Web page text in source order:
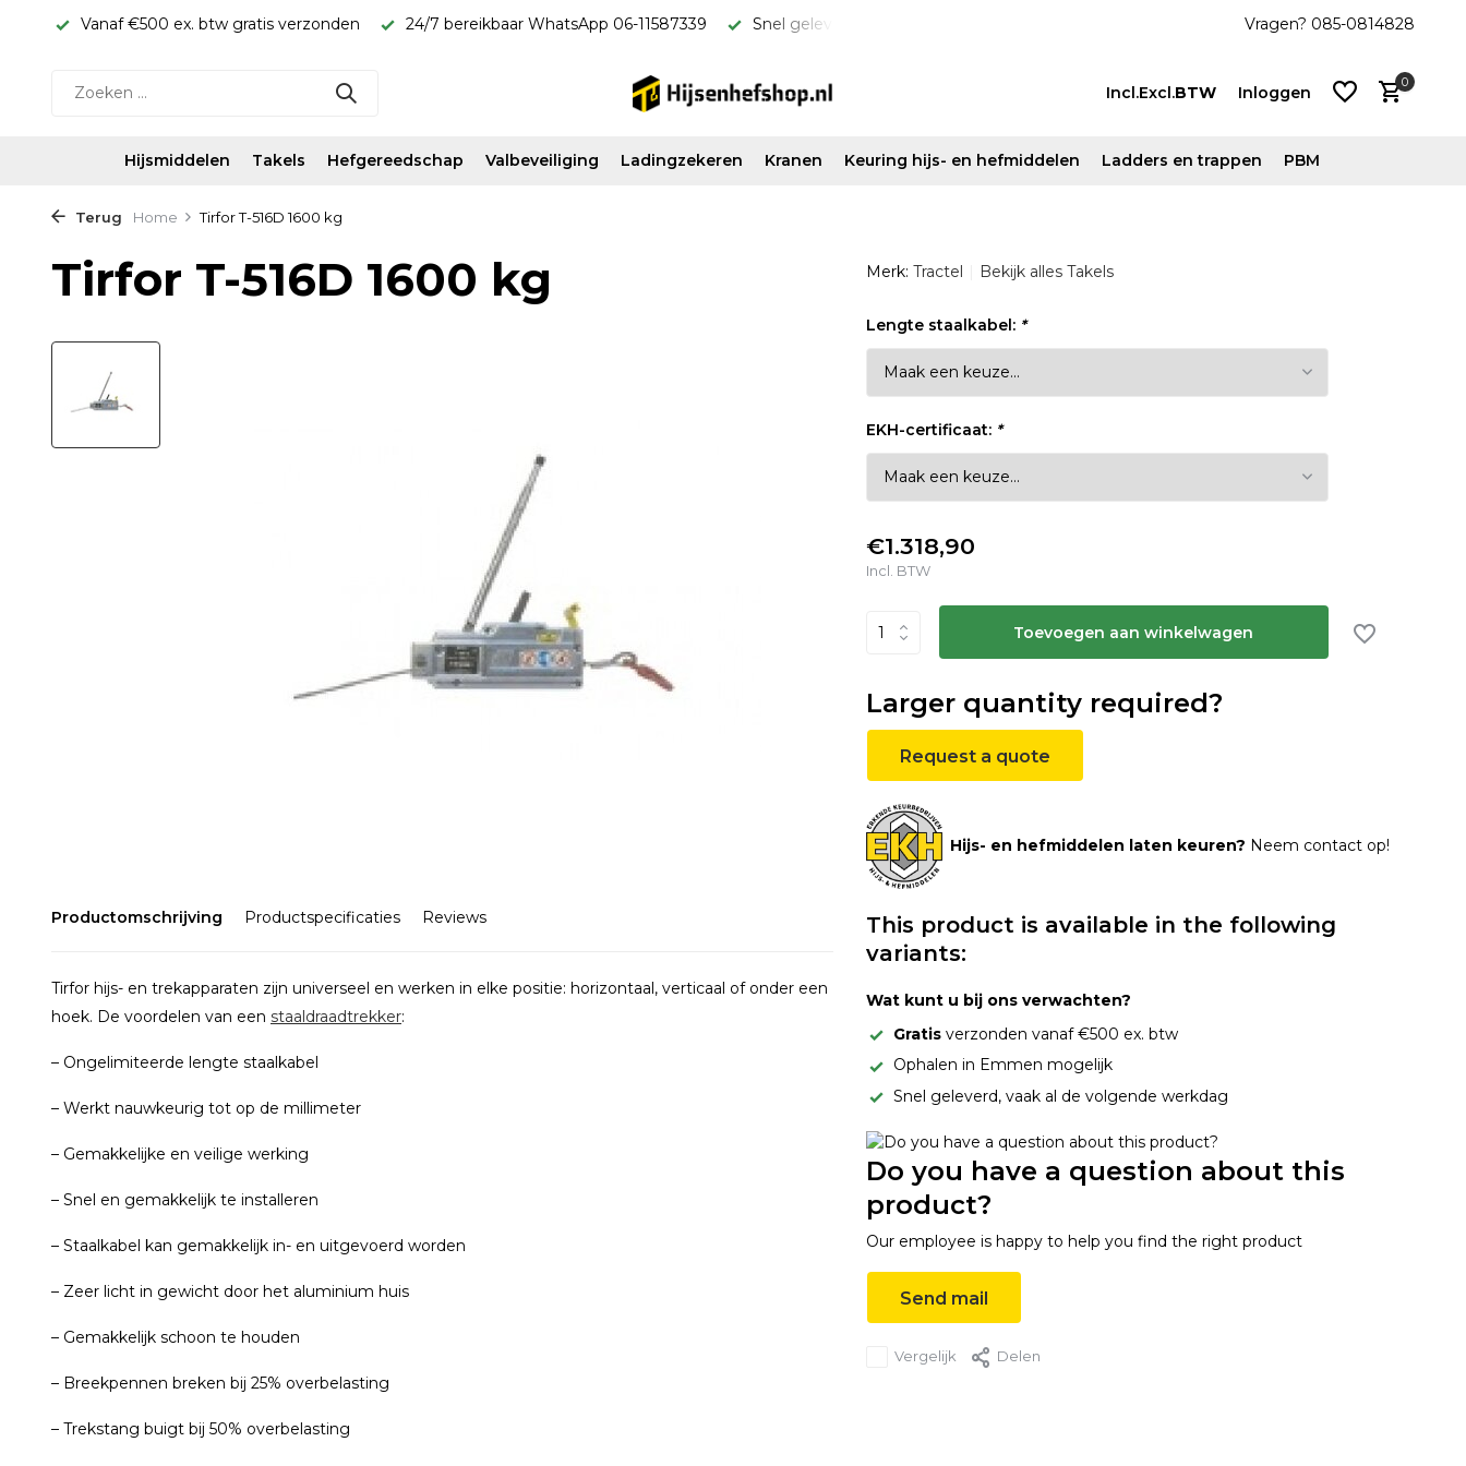
Vanaf €500 ex. btw gratis verzonden 24/7 bereikbaar WhatsApp 06-11587339 Snel geleverd & scherp van prijs! Vanaf €500 ex. btw gratis verzondenVragen? 085-0814828
Incl.Excl.BTW Inloggen
0
Hijsmiddelen Takels Hefgereedschap Valbeveiliging Ladingzekeren Kranen Keuring hijs- en hefmiddelen Ladders en trappen PBM
Terug Home Tirfor T-516D 1600 kg
Tirfor T-516D 1600 kg
Productomschrijving Productspecificaties Reviews
Tirfor hijs- en trekapparaten zijn universeel en werken in elke positie: horizontaal, verticaal of onder een
hoek. De voordelen van een staaldraadtrekker:
– Ongelimiteerde lengte staalkabel
– Werkt nauwkeurig tot op de millimeter
– Gemakkelijke en veilige werking
– Snel en gemakkelijk te installeren
– Staalkabel kan gemakkelijk in- en uitgevoerd worden
– Zeer licht in gewicht door het aluminium huis
– Gemakkelijk schoon te houden
– Breekpennen breken bij 25% overbelasting
– Trekstang buigt bij 50% overbelasting
Merk: Tractel Bekijk alles Takels
Lengte staalkabel: *
EKH-certificaat: *
€1.318,90
Incl. BTW
Toevoegen aan winkelwagen
Larger quantity required?
Request a quote
Hijs- en hefmiddelen laten keuren? Neem contact op!
This product is available in the following
variants:
Wat kunt u bij ons verwachten?
Gratisverzonden vanaf €500 ex. btw
Ophalen in Emmen mogelijk
Snel geleverd, vaak al de volgende werkdag
Do you have a question about this
product?
Our employee is happy to help you find the right product
Send mail
Vergelijk Delen